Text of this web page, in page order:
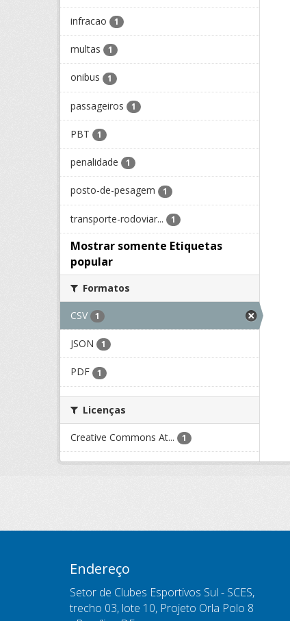
infracao 1
multas 1
onibus 1
passageiros 1
PBT 1
penalidade 1
posto-de-pesagem 1
transporte-rodoviar... 1
Mostrar somente Etiquetas
popular
Formatos
CSV 1
JSON 1
PDF 1
Licenças
Creative Commons At... 1
Endereço
Setor de Clubes Esportivos Sul - SCES,
trecho 03, lote 10, Projeto Orla Polo 8